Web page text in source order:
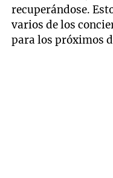
recuperándose.
varios de los
para los próximos